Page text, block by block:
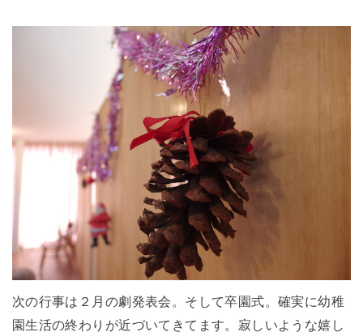
次の行事は２月の劇発表会。そして卒園式。確実に幼稚
園生活の終わりが近づいてきてます。寂しいような嬉し